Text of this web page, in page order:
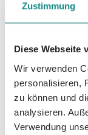
Zustimmung
Diese Webseite
Wir verwenden
personalisieren,
zu können und
analysieren.
Verwendung
ihnen steht
ihrer Völker,
Waji allen
finstersten
können?